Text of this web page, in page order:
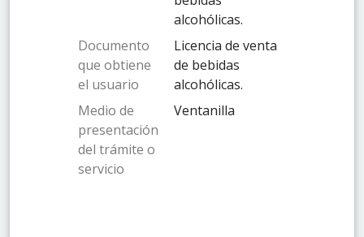
alcohólicas.
Documento
que obtiene
el usuario
Licencia de venta
de bebidas
alcohólicas.
Medio de
presentación
del trámite o
servicio
Ventanilla